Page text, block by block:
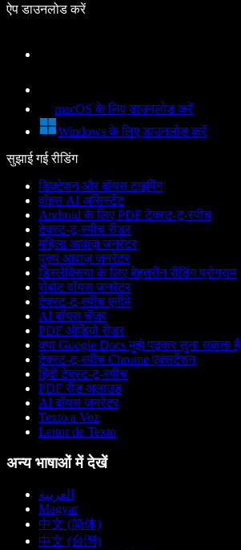
ऐप डाउनलोड करें
macOS के लिए डाउनलोड करें
Windows के लिए डाउनलोड करें
सुझाई गई रीडिंग
डिक्टेशन और वॉयस टाइपिंग
वॉइस AI असिस्टेंट
Android के लिए PDF टेक्स्ट-टू-स्पीच
टेक्स्ट-टू-स्पीच रीडर
महिला आवाज़ जनरेटर
पुरुष आवाज़ जनरेटर
डिस्लेक्सिया के लिए बेहतरीन रीडिंग प्रोग्राम
रोबोट वॉयस जनरेटर
टेक्स्ट-टू-स्पीच एनीमे
AI वॉयस चेंजर
PDF ऑडियो रीडर
क्या Google Docs मुझे पढ़कर सुना सकता है
टेक्स्ट-टू-स्पीच Chrome एक्सटेंशन
हिंदी टेक्स्ट-टू-स्पीच
PDF रीड अलाउड
AI वॉयस जनरेटर
Texto a Voz
Leitor de Texto
अन्य भाषाओं में देखें
العربية
Magyar
中文 (简体)
中文 (台灣)